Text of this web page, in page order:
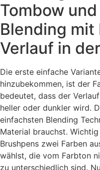
Blending mit
Verlauf in
Die erste einfache
hinzubekommen, ist der
bedeutet, dass der
heller oder dunkler wird.
einfachsten Blending
Material brauchst.
Brushpens zwei Farben
wählst, die vom Farbton
zu unterschiedlich sind.